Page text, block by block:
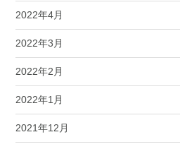
2022年4月
2022年3月
2022年2月
2022年1月
2021年12月